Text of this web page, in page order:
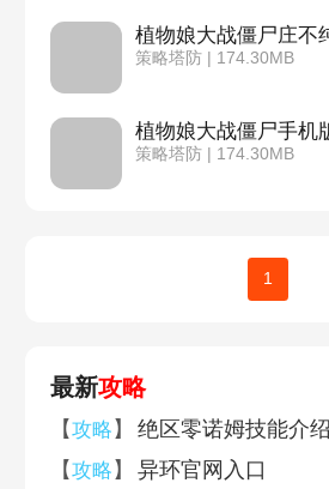
植物娘大战僵尸庄不
策略塔防 | 174.30MB
植物娘大战僵尸手机
策略塔防 | 174.30MB
1
最新攻略
【攻略 】
绝区零诺姆技能介绍
【攻略 】
异环官网入口